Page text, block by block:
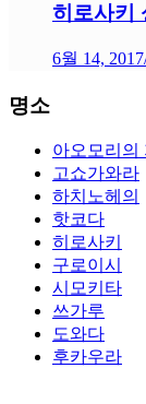
히로사키
6월 14, 2017
명소
아오모리의
고쇼가와라
하치노헤의
핫코다
히로사키
구로이시
시모키타
쓰가루
도와다
후카우라